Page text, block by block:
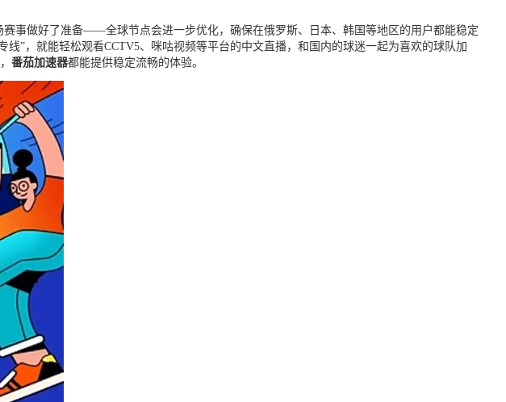
赛事做好了准备——全球节点会进一步优化，确保在俄罗斯、日本、韩国等地区的用户都能稳定
线”，就能轻松观看CCTV5、咪咕视频等平台的中文直播，和国内的球迷一起为喜欢的球队加
番茄加速器都能提供稳定流畅的体验。